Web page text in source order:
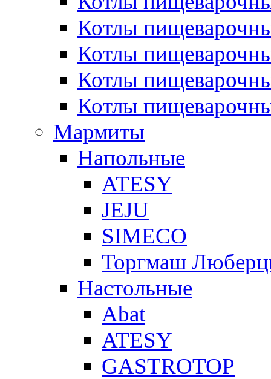
Котлы
Котлы
Котлы
Котлы
Мармиты
Напольные
ATESY
JEJU
SIMECO
Торгмаш
Настольные
Abat
ATESY
GASTROTOP